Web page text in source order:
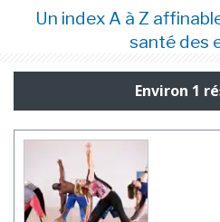
Un index A à Z
santé des
Environ 1